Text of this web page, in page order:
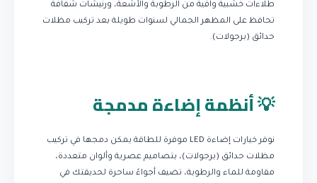
طلاءات خشبية واقية من الرطوبة والأشعة، ورنيشات شفافة
تحافظ على المظهر الجمالي لسنوات طويلة بعد تركيب مظلات
حدائق (برجولات).
💡 أنظمة إضاءة مدمجة
نوفر خيارات إضاءة LED موفرة للطاقة يمكن دمجها في تركيب
مظلات حدائق (برجولات)، بتصاميم عصرية وألوان متعددة،
مقاومة للماء والرطوبة، تضيف أجواءً ساحرة لحديقتك في